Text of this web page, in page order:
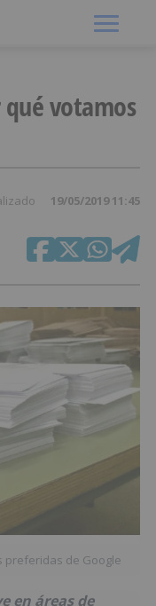
votamos
19/05/2019 11:45
preferidas de Google
en áreas de